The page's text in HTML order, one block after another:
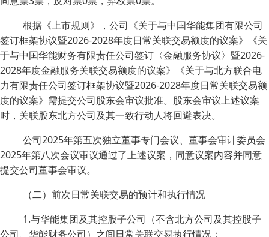
根据《上市规则》，公司《关于与中国华能集团有限公司
签订框架协议暨2026-2028年度日常关联交易额度的议案》《关
于与中国华能财务有限责任公司签订〈金融服务协议〉暨2026-
2028年度金融服务关联交易额度的议案》《关于与北方联合电
力有限责任公司签订框架协议暨2026-2028年度日常关联交易额
度的议案》需提交公司股东会审议批准。股东会审议上述议案
时，关联股东北方公司及其一致行动人将回避表决。
公司2025年第五次独立董事专门会议、董事会审计委员会
2025年第八次会议审议通过了上述议案，同意议案内容并同意
提交公司董事会审议。
（二）前次日常关联交易的预计和执行情况
1.与华能集团及其控股子公司（不含北方公司及其控股子
公司、华能财务公司）之间日常关联交易执行情况：